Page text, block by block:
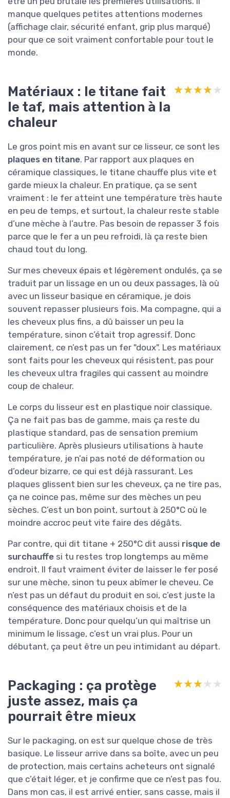
manque quelques petites attentions modernes
(affichage clair, sécurité enfant, grip plus marqué)
pour que ce soit vraiment confortable pour tout le
monde.
Matériaux : le titane fait
le taf, mais attention à la
chaleur
★★★★★
★★★★★
Le gros point mis en avant sur ce lisseur, ce sont les
plaques en titane. Par rapport aux plaques en
céramique classiques, le titane chauffe plus vite et
garde mieux la chaleur. En pratique, ça se sent
vraiment : le fer atteint une température très haute
en peu de temps, et surtout, la chaleur reste stable
d’une mèche à l’autre. Pas besoin de repasser 3 fois
parce que le fer a un peu refroidi, là ça reste bien
chaud tout du long.
Sur mes cheveux épais et légèrement ondulés, ça se
traduit par un lissage en un ou deux passages, là où
avec un lisseur basique en céramique, je dois
souvent repasser plusieurs fois. Ma compagne, qui a
les cheveux plus fins, a dû baisser un peu la
température, sinon c’était trop agressif. Donc
clairement, ce n’est pas un fer "doux". Les matériaux
sont faits pour les cheveux qui résistent, pas pour
les cheveux ultra fragiles qui cassent au moindre
coup de chaleur.
Le corps du lisseur est en plastique noir classique.
Ça ne fait pas bas de gamme, mais ça reste du
plastique standard, pas de sensation premium
particulière. Après plusieurs utilisations à haute
température, je n’ai pas noté de déformation ou
d’odeur bizarre, ce qui est déjà rassurant. Les
plaques glissent bien sur les cheveux, ça ne tire pas,
ça ne coince pas, même sur des mèches un peu
sèches. C’est un bon point, surtout à 250°C où le
moindre accroc peut vite faire des dégâts.
Par contre, qui dit titane + 250°C dit aussi risque de
surchauffe si tu restes trop longtemps au même
endroit. Il faut vraiment éviter de laisser le fer posé
sur une mèche, sinon tu peux abîmer le cheveu. Ce
n’est pas un défaut du produit en soi, c’est juste la
conséquence des matériaux choisis et de la
température. Donc pour quelqu’un qui maîtrise un
minimum le lissage, c’est un vrai plus. Pour un
débutant, ça peut être un peu intimidant au départ.
Packaging : ça protège
juste assez, mais ça
pourrait être mieux
★★★★★
★★★★★
Sur le packaging, on est sur quelque chose de très
basique. Le lisseur arrive dans sa boîte, avec un peu
de protection, mais certains acheteurs ont signalé
que c’était léger, et je confirme que ce n’est pas fou.
Dans mon cas, il est arrivé entier, sans casse, mais il